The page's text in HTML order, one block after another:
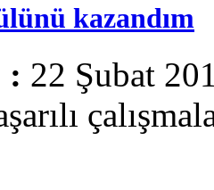
kazandım
: 22 Şubat